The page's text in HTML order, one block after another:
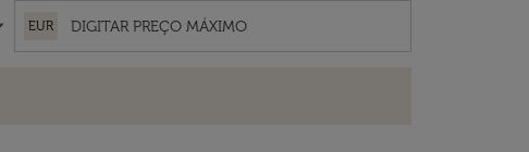
EUR